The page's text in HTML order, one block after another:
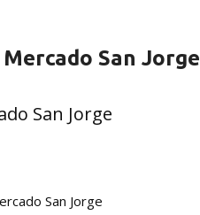
San Jorge
San Jorge
San Jorge